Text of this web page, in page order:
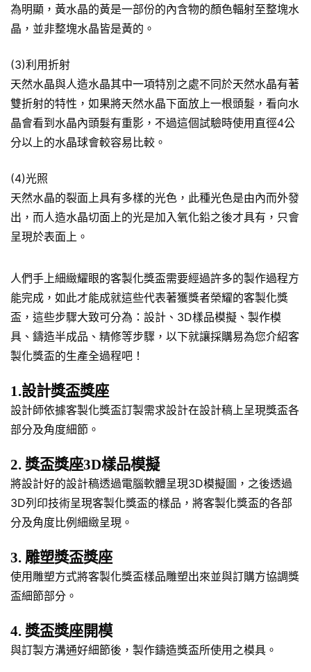
為明顯，黃水晶的黃是一部份的內含物的顏色輻射至整塊水
晶，並非整塊水晶皆是黃的。
(3)利用折射
天然水晶與人造水晶其中一項特別之處不同於天然水晶有著
雙折射的特性，如果將天然水晶下面放上一根頭髮，看向水
晶會看到水晶內頭髮有重影，不過這個試驗時使用直徑4公
分以上的水晶球會較容易比較。
(4)光照
天然水晶的裂面上具有多樣的光色，此種光色是由內而外發
出，而人造水晶切面上的光是加入氧化鉛之後才具有，只會
呈現於表面上。
人們手上細緻耀眼的客製化獎盃需要經過許多的製作過程方
能完成，如此才能成就這些代表著獲獎者榮耀的客製化獎
盃，這些步驟大致可分為：設計、3D樣品模擬、製作模
具、鑄造半成品、精修等步驟，以下就讓採購易為您介紹客
製化獎盃的生產全過程吧！
1.設計獎盃獎座
設計師依據客製化獎盃訂製需求設計在設計稿上呈現獎盃各
部分及角度細節。
2. 獎盃獎座3D樣品模擬
將設計好的設計稿透過電腦軟體呈現3D模擬圖，之後透過
3D列印技術呈現客製化獎盃的樣品，將客製化獎盃的各部
分及角度比例細緻呈現。
3. 雕塑獎盃獎座
使用雕塑方式將客製化獎盃樣品雕塑出來並與訂購方協調獎
盃細節部分。
4. 獎盃獎座開模
與訂製方溝通好細節後，製作鑄造獎盃所使用之模具。